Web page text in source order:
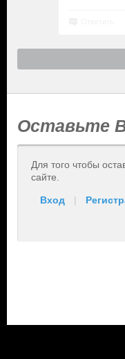
Оставьте
Для того чтобы
сайте.
Вход |